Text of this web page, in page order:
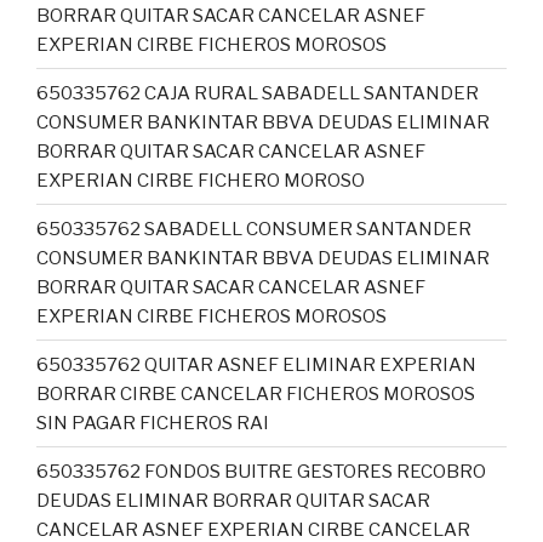
BORRAR QUITAR SACAR CANCELAR ASNEF
EXPERIAN CIRBE FICHEROS MOROSOS
650335762 CAJA RURAL SABADELL SANTANDER
CONSUMER BANKINTAR BBVA DEUDAS ELIMINAR
BORRAR QUITAR SACAR CANCELAR ASNEF
EXPERIAN CIRBE FICHERO MOROSO
650335762 SABADELL CONSUMER SANTANDER
CONSUMER BANKINTAR BBVA DEUDAS ELIMINAR
BORRAR QUITAR SACAR CANCELAR ASNEF
EXPERIAN CIRBE FICHEROS MOROSOS
650335762 QUITAR ASNEF ELIMINAR EXPERIAN
BORRAR CIRBE CANCELAR FICHEROS MOROSOS
SIN PAGAR FICHEROS RAI
650335762 FONDOS BUITRE GESTORES RECOBRO
DEUDAS ELIMINAR BORRAR QUITAR SACAR
CANCELAR ASNEF EXPERIAN CIRBE CANCELAR